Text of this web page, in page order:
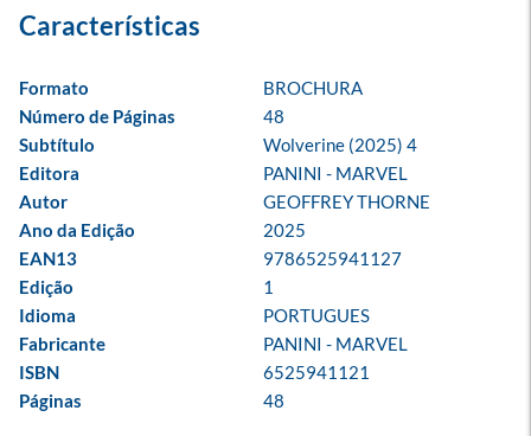
Formato
BROCHURA
Número de Páginas
48
Subtítulo
Wolverine (2025) 4
Editora
PANINI - MARVEL
Autor
GEOFFREY THORNE
Ano da Edição
2025
EAN13
9786525941127
Edição
1
Idioma
PORTUGUES
Fabricante
PANINI - MARVEL
ISBN
6525941121
Páginas
48